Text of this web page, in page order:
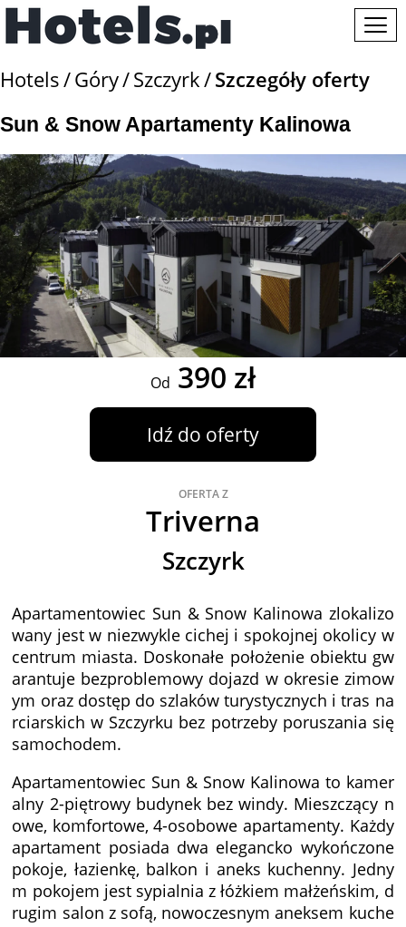
Hotels Góry Szczyrk Szczegóły oferty
Sun & Snow Apartamenty Kalinowa
Od 390 zł
Idź do oferty
OFERTA Z
Triverna
Szczyrk
Apartamentowiec Sun & Snow Kalinowa zlokalizo
wany jest w niezwykle cichej i spokojnej okolicy w
centrum miasta. Doskonałe położenie obiektu gw
arantuje bezproblemowy dojazd w okresie zimow
ym oraz dostęp do szlaków turystycznych i tras na
rciarskich w Szczyrku bez potrzeby poruszania się
samochodem.
Apartamentowiec Sun & Snow Kalinowa to kamer
alny 2-piętrowy budynek bez windy. Mieszczący n
owe, komfortowe, 4-osobowe apartamenty. Każdy
apartament posiada dwa elegancko wykończone
pokoje, łazienkę, balkon i aneks kuchenny. Jedny
m pokojem jest sypialnia z łóżkiem małżeńskim, d
rugim salon z sofą, nowoczesnym aneksem kuche